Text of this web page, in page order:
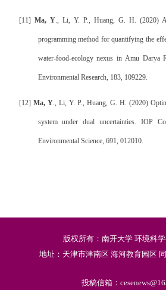
[11] Ma, Y., Li, Y. P., Huang, G. H. (2020) A
programming method for quantifying the
water-food-ecology nexus in Amu Darya
Environmental Research, 183, 109229.
[12] Ma, Y., Li, Y. P., Huang, G. H. (2020)
system under dual uncertainties. IOP
Environmental Science, 691, 012010.
版权所有：南开大学 环境科
地址：天津市津南区 海河教育园区
投稿信箱：